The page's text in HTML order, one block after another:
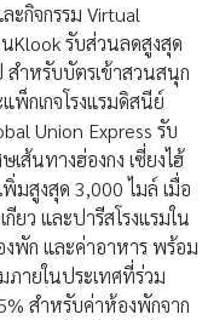
ะกิจกรรม Virtual
Klook รับส่วนลดสูงสุด
ำหรับบัตรเข้าสวนสนุก
พ็กเกจโรงแรมดิสนีย์
Union Express รับ
ส้นทางฮ่องกง เซี่ยงไฮ้
มสูงสุด 3,000 ไมล์ เมื่อ
กียว และปารีสโรงแรมใน
พัก และค่าอาหาร พร้อม
ภายในประเทศที่ร่วม
สำหรับค่าห้องพักจาก